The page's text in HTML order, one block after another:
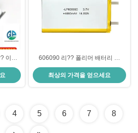
이온
리 폴
606090 리?? 폴리머 배터리 팩
3.7V 4000mAh 뷰티 기기용 리포
배터리
최상의 가격을 얻으세요
4 5 6 7 8